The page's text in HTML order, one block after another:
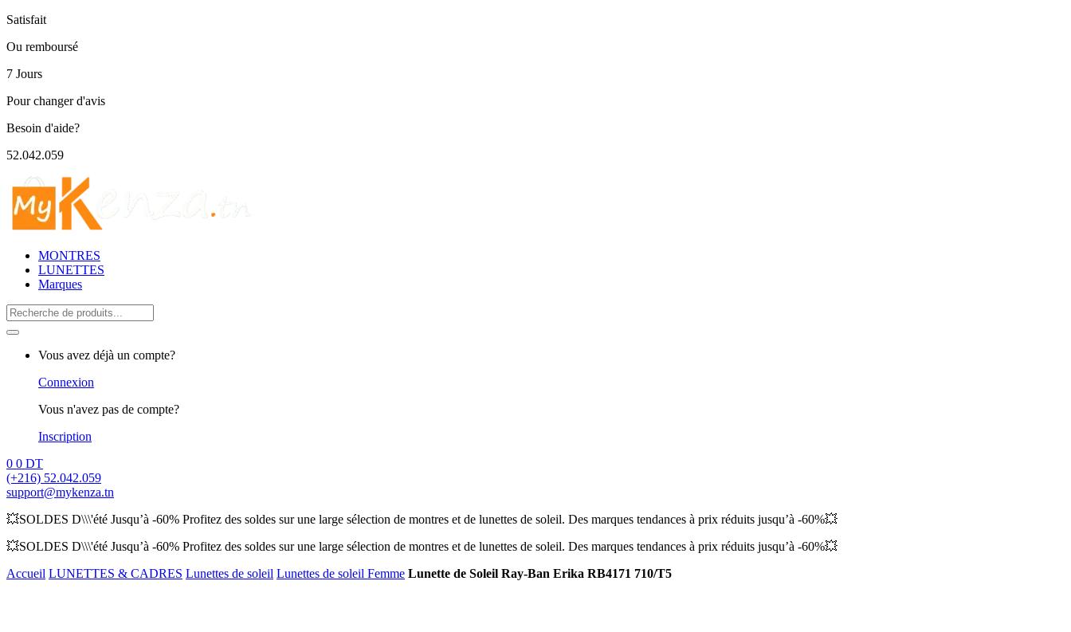
Satisfait
Ou remboursé
7 Jours
Pour changer d'avis
Besoin d'aide?
52.042.059
MONTRES
LUNETTES
Marques
Search
for:
Vous avez déjà un compte?
Connexion
Vous n'avez pas de compte?
Inscription
0 0 DT
(+216) 52.042.059
support@mykenza.tn
💥SOLDES D\\\'été Jusqu’à -60% Profitez des soldes sur une large sélection de montres et de lunettes de soleil. Des marques tendances à prix réduits jusqu’à -60%💥
💥SOLDES D\\\'été Jusqu’à -60% Profitez des soldes sur une large sélection de montres et de lunettes de soleil. Des marques tendances à prix réduits jusqu’à -60%💥
Accueil LUNETTES & CADRES Lunettes de soleil Lunettes de soleil Femme Lunette de Soleil Ray-Ban Erika RB4171 710/T5